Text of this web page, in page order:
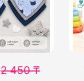
2 450₸